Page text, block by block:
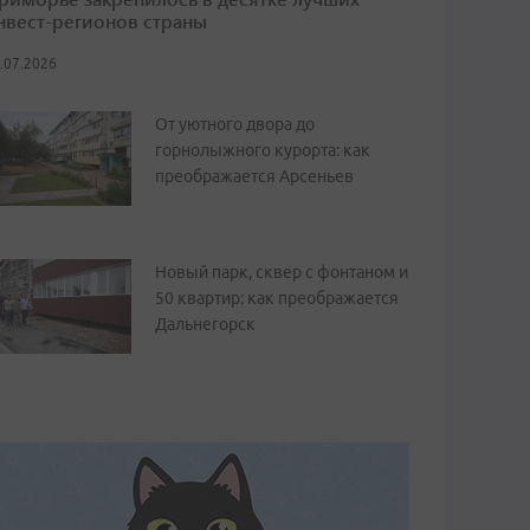
регионов страны
От уютного двора до
горнолыжного курорта: как
преображается Арсеньев
Новый парк, сквер с фонтаном и
50 квартир: как преображается
Дальнегорск